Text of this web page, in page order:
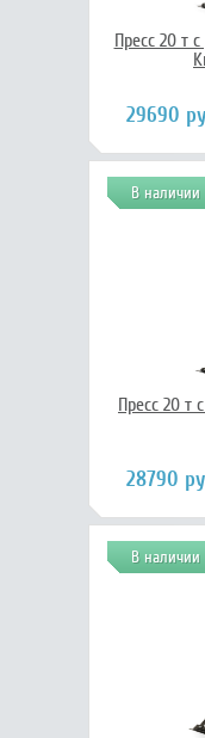
Пресс 20 т
29690
В наличии
Пресс 20
28790
В наличии